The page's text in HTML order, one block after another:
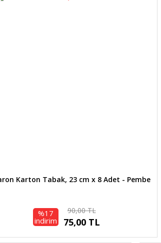
Karton Tabak, 23 cm x 8 Adet - Pembe
%17
indirim
90,00 TL
75,00 TL